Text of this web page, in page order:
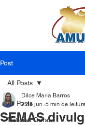
Post
All Posts
Notícias Gerais
All Posts
SEMAS
Dilce Maria Barros
2 de jun. 5 min de